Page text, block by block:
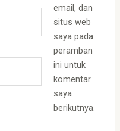
email, dan
situs web
saya pada
peramban
ini untuk
komentar
saya
berikutnya.